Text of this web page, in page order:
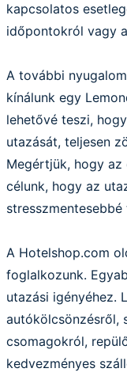
kapcsolatos
időpontokról vagy
A további
kínálunk egy
lehetővé teszi,
utazását, teljesen
Megértjük, hogy
célunk, hogy az
stresszmentesebbé
A Hotelshop.com
foglalkozunk.
utazási igényéhez.
autókölcsönzésről,
csomagokról,
kedvezményes